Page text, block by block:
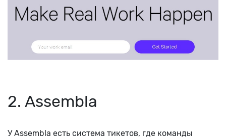
2. Assembla
У Assembla есть система тикетов, где команды